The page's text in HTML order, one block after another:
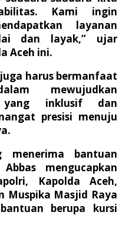
Kami ingin
layanan
dan layak,” ujar
Aceh ini.
harus bermanfaat
mewujudkan
yang inklusif dan
presisi menuju
bantuan
mengucapkan
Kapolda Aceh,
Muspika Masjid Raya
berupa kursi